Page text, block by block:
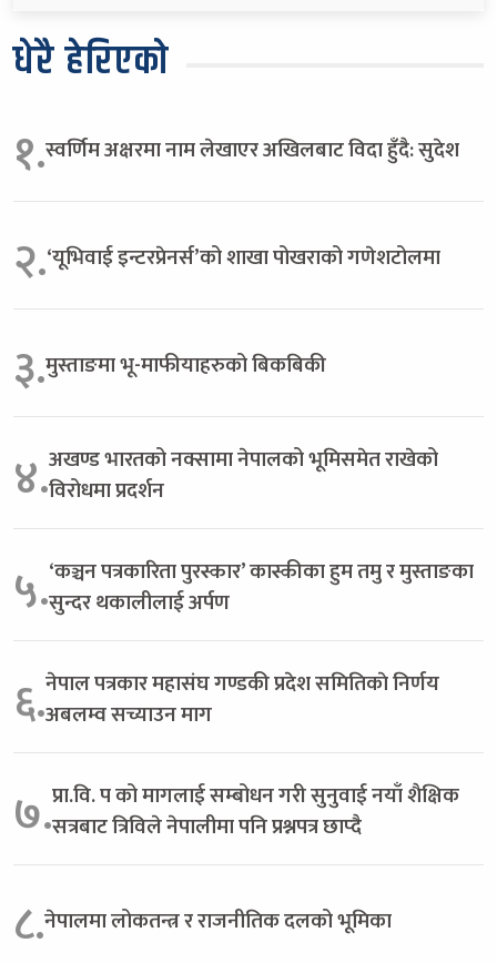
धेरै हेरिएको
१.स्वर्णिम अक्षरमा नाम लेखाएर अखिलबाट विदा हुँदै: सुदेश
२.‘यूभिवाई इन्टरप्रेनर्स’को शाखा पोखराको गणेशटोलमा
३.मुस्ताङमा भू-माफीयाहरुको बिकबिकी
४.अखण्ड भारतको नक्सामा नेपालको भूमिसमेत राखेको
विरोधमा प्रदर्शन
५.‘कञ्चन पत्रकारिता पुरस्कार’ कास्कीका हुम तमु र मुस्ताङका
सुन्दर थकालीलाई अर्पण
६.नेपाल पत्रकार महासंघ गण्डकी प्रदेश समितिकाे निर्णय
अबलम्व सच्याउन माग
७.प्रा.वि. प को मागलाई सम्बोधन गरी सुनुवाई नयाँ शैक्षिक
सत्रबाट त्रिविले नेपालीमा पनि प्रश्नपत्र छाप्दै
८.नेपालमा लोकतन्त्र र राजनीतिक दलको भूमिका